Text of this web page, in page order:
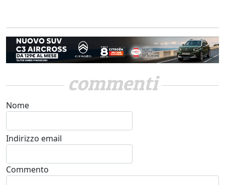
commenti
Nome
Indirizzo email
Commento